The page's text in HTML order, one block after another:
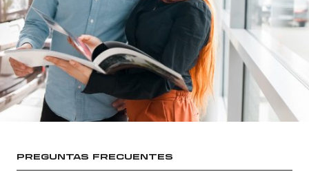
PREGUNTAS FRECUENTES